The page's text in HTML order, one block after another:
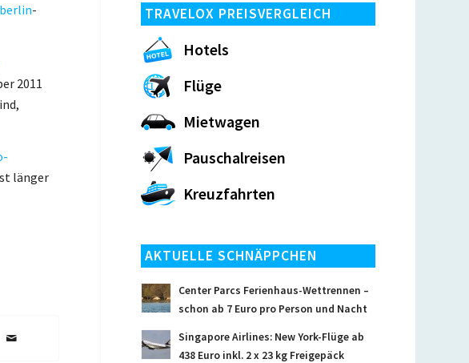
-
2011
länger
TRAVELOX PREISVERGLEICH
Hotels
Flüge
Mietwagen
Pauschalreisen
Kreuzfahrten
AKTUELLE SCHNÄPPCHEN
Center Parcs Ferienhaus-Wettrennen –
schon ab 7 Euro pro Person und Nacht
Singapore Airlines: New York-Flüge ab
438 Euro inkl. 2 x 23 kg Freigepäck